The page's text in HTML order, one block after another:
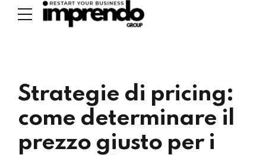
Strategie di pricing:
come determinare il
prezzo giusto per i